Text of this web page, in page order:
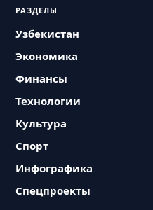
РАЗДЕЛЫ
Узбекистан
Экономика
Финансы
Технологии
Культура
Спорт
Инфографика
Спецпроекты